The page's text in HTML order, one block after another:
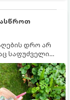
დრო არ
საფუძველი
მზადდება
რომ